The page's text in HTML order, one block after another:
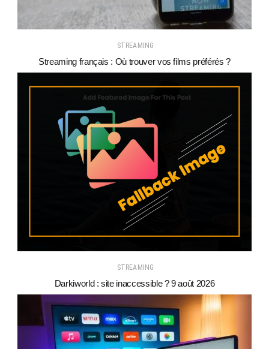
STREAMING
Streaming français : Où trouver vos films préférés ?
STREAMING
Darkiworld : site inaccessible ? 9 août 2026